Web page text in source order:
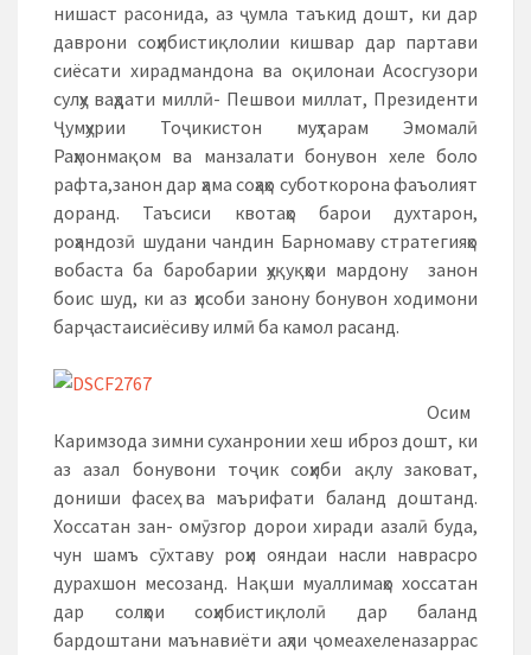
нишаст расонида, аз ҷумла таъкид дошт, ки дар
даврони соҳибистиқлолии кишвар дар партави
сиёсати хирадмандона ва оқилонаи Асосгузори
сулҳу ваҳдати миллӣ- Пешвои миллат, Президенти
Ҷумҳурии Тоҷикистон муҳтарам Эмомалӣ
Раҳмонмақом ва манзалати бонувон хеле боло
рафта,занон дар ҳама соҳаҳо суботкорона фаъолият
доранд. Таъсиси квотаҳо барои духтарон,
роҳандозӣ шудани чандин Барномаву стратегияҳо
вобаста ба баробарии ҳуқуқҳои мардону занон
боис шуд, ки аз ҳисоби занону бонувон ходимони
барҷастаисиёсиву илмӣ ба камол расанд.
Осим
Каримзода зимни суханронии хеш иброз дошт, ки
аз азал бонувони тоҷик соҳиби ақлу заковат,
дониши фасеҳ ва маърифати баланд доштанд.
Хоссатан зан- омӯзгор дорои хиради азалӣ буда,
чун шамъ сӯхтаву роҳи ояндаи насли наврасро
дурахшон месозанд. Нақши муаллимаҳо хоссатан
дар солҳои соҳибистиқлолӣ дар баланд
бардоштани маънавиёти аҳли ҷомеахеленазаррас